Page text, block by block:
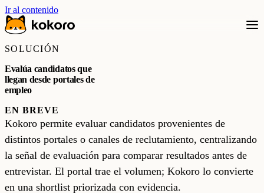
Ir al contenido
SOLUCIÓN
Evalúa candidatos que
llegan desde portales de
empleo
EN BREVE
Kokoro permite evaluar candidatos provenientes de
distintos portales o canales de reclutamiento, centralizando
la señal de evaluación para comparar resultados antes de
entrevistar. El portal trae el volumen; Kokoro lo convierte
en una shortlist priorizada con evidencia.